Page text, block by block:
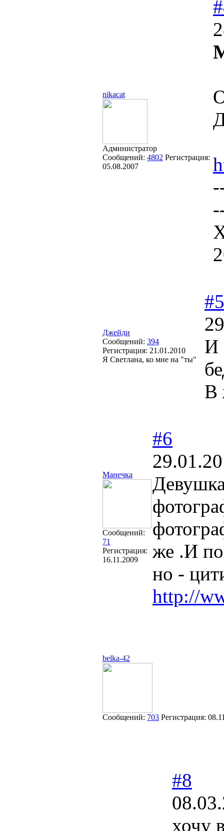
nikacat
Администратор
Сообщений: 4802 Регистрация:
05.08.2007
Джейди
Сообщений: 394
Регистрация: 21.01.2010
Я Светлана, ко мне на "ты"
#5
И
В
Манечка
Сообщений:
71
Регистрация:
16.11.2009
#6
же .И
но -
http://
belka-42
Сообщений: 703 Регистрация:
#8
хочу